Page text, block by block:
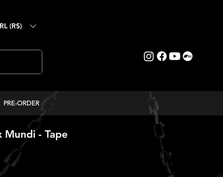
(R$)
PRE-ORDER
Mundi - Tape